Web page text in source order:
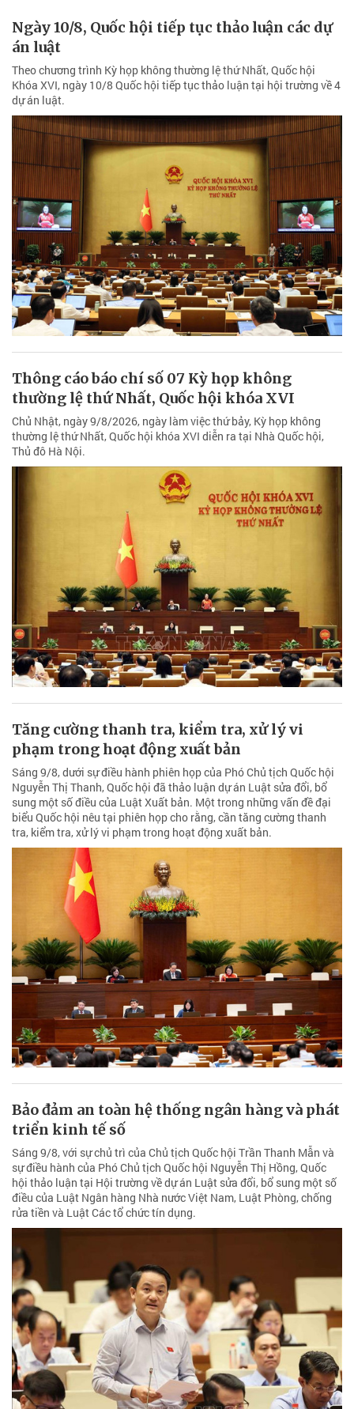
Ngày 10/8, Quốc hội tiếp tục thảo luận các dự
án luật
Theo chương trình Kỳ họp không thường lệ thứ Nhất, Quốc hội
Khóa XVI, ngày 10/8 Quốc hội tiếp tục thảo luận tại hội trường về 4
dự án luật.
Thông cáo báo chí số 07 Kỳ họp không
thường lệ thứ Nhất, Quốc hội khóa XVI
Chủ Nhật, ngày 9/8/2026, ngày làm việc thứ bảy, Kỳ họp không
thường lệ thứ Nhất, Quốc hội khóa XVI diễn ra tại Nhà Quốc hội,
Thủ đô Hà Nội.
Tăng cường thanh tra, kiểm tra, xử lý vi
phạm trong hoạt động xuất bản
Sáng 9/8, dưới sự điều hành phiên họp của Phó Chủ tịch Quốc hội
Nguyễn Thị Thanh, Quốc hội đã thảo luận dự án Luật sửa đổi, bổ
sung một số điều của Luật Xuất bản. Một trong những vấn đề đại
biểu Quốc hội nêu tại phiên họp cho rằng, cần tăng cường thanh
tra, kiểm tra, xử lý vi phạm trong hoạt động xuất bản.
Bảo đảm an toàn hệ thống ngân hàng và phát
triển kinh tế số
Sáng 9/8, với sự chủ trì của Chủ tịch Quốc hội Trần Thanh Mẫn và
sự điều hành của Phó Chủ tịch Quốc hội Nguyễn Thị Hồng, Quốc
hội thảo luận tại Hội trường về dự án Luật sửa đổi, bổ sung một số
điều của Luật Ngân hàng Nhà nước Việt Nam, Luật Phòng, chống
rửa tiền và Luật Các tổ chức tín dụng.